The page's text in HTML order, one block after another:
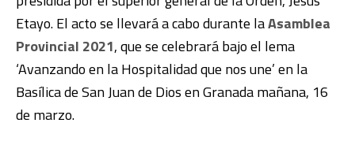
Etayo. El acto se llevará a cabo durante laAsamblea
Provincial 2021, que se celebrará bajo el lema
‘Avanzando en la Hospitalidad que nos une’ en la
Basílica de San Juan de Dios en Granada mañana, 16
de marzo.